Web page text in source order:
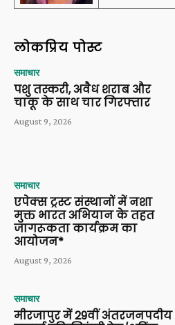
लोकप्रिय पोस्ट
समाचार
पशु तस्करी, अवैध शराब और
चाकू के साथ चार गिरफ्तार
August 9, 2026
समाचार
एपेक्स ट्रस्ट संस्थानों में नशा
मुक्त भारत अभियान के तहत
जागरूकता कार्यक्रम का
आयोजन*
August 9, 2026
समाचार
मीरजापुर में 29वीं अंतरजनपदीय